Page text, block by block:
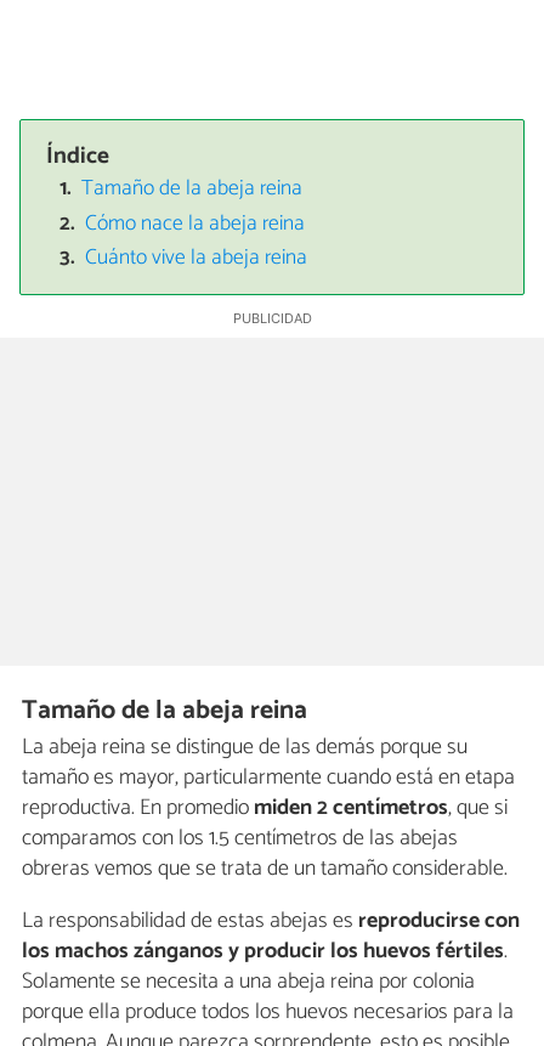
Índice
Tamaño de la abeja reina
Cómo nace la abeja reina
Cuánto vive la abeja reina
Tamaño de la abeja reina
La abeja reina se distingue de las demás porque su
tamaño es mayor, particularmente cuando está en etapa
reproductiva. En promediomiden 2 centímetros, que si
comparamos con los 1.5 centímetros de las abejas
obreras vemos que se trata de un tamaño considerable.
La responsabilidad de estas abejas es reproducirse con
los machos zánganos y producir los huevos fértiles.
Solamente se necesita a una abeja reina por colonia
porque ella produce todos los huevos necesarios para la